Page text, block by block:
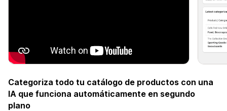
Categoriza todo tu catálogo de productos con una
IA que funciona automáticamente en segundo
plano